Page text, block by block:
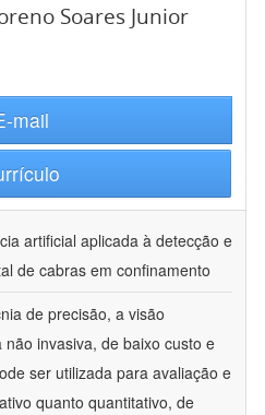
Soares Junior
mail
artificial aplicada à detecção e
de cabras em confinamento
de precisão, a visão
invasiva, de baixo custo e
ser utilizada para avaliação e
quanto quantitativo, de